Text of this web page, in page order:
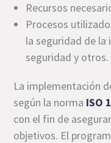
Recursos
Procesos
la seguridad de la
seguridad y otros.
La implementación
según la norma ISO
con el fin de
objetivos. El